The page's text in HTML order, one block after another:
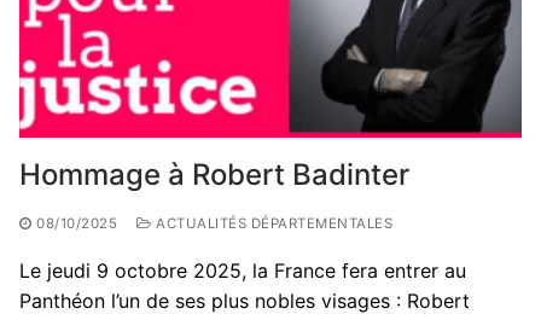
Hommage à Robert Badinter
08/10/2025 ACTUALITÉS DÉPARTEMENTALES
Le jeudi 9 octobre 2025, la France fera entrer au
Panthéon l’un de ses plus nobles visages : Robert